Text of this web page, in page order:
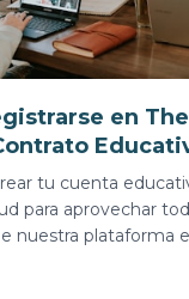
en
tu cuenta
para aprovechar
nuestra plataforma